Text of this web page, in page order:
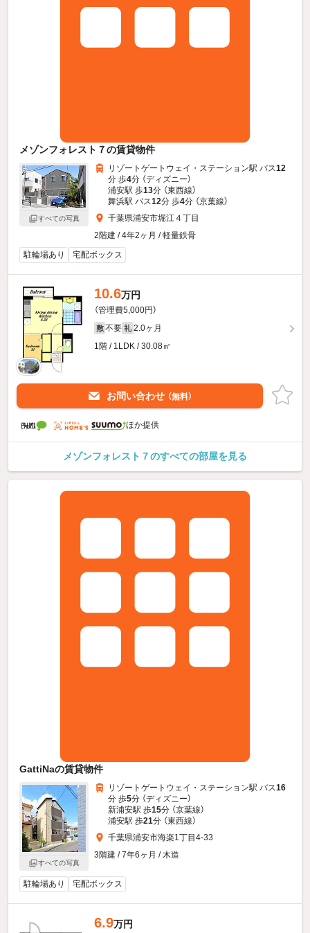
メゾンフォレスト７の賃貸物件
すべての写真
リゾートゲートウェイ・ステーション駅 バス12
分 歩4分 （ディズニー）
浦安駅 歩13分 （東西線）
舞浜駅 バス12分 歩4分 （京葉線）
千葉県浦安市堀江４丁目
2階建 / 4年2ヶ月 / 軽量鉄骨
駐輪場あり
宅配ボックス
10.6万円
（管理費5,000円）
敷 不要 礼 2.0ヶ月
1階 / 1LDK / 30.08㎡
お問い合わせ （無料）
ほか提供
メゾンフォレスト７のすべての部屋を見る
GattiNaの賃貸物件
すべての写真
リゾートゲートウェイ・ステーション駅 バス16
分 歩5分 （ディズニー）
新浦安駅 歩15分 （京葉線）
浦安駅 歩21分 （東西線）
千葉県浦安市海楽1丁目4-33
3階建 / 7年6ヶ月 / 木造
駐輪場あり 宅配ボックス
6.9万円